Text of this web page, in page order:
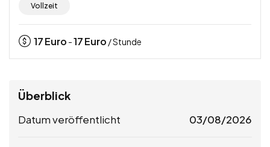
Vollzeit
17Euro -17Euro / Stunde
Überblick
Datum veröffentlicht 03/08/2026